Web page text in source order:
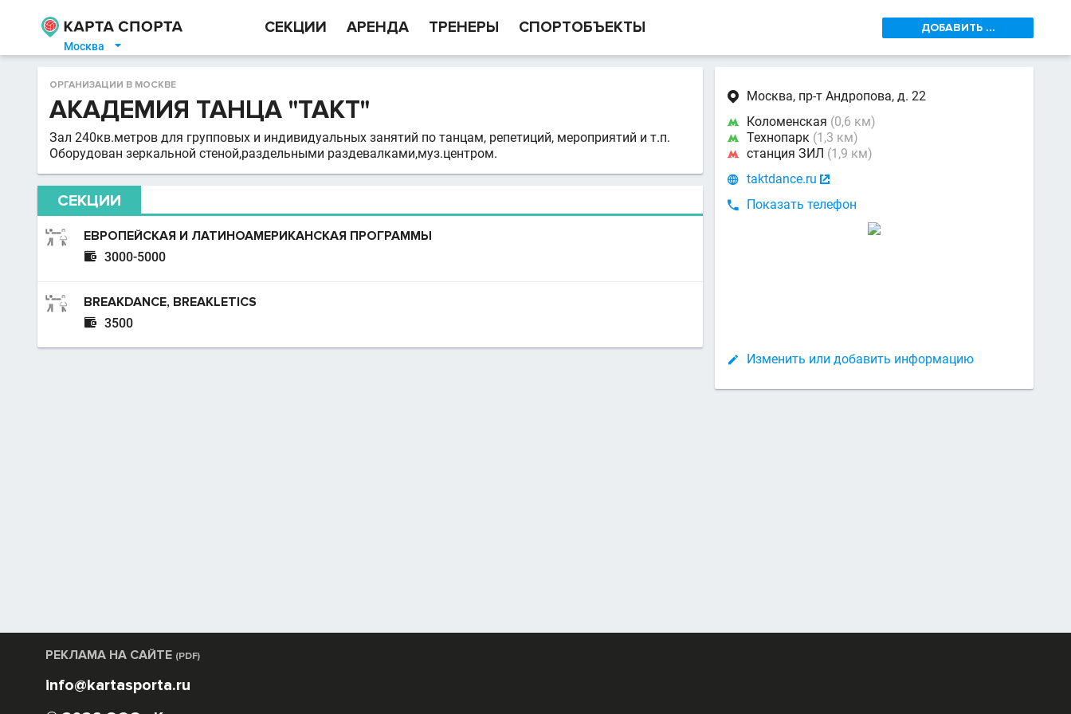
Москва 
СЕКЦИИ АРЕНДА ТРЕНЕРЫ СПОРТОБЪЕКТЫ ДОБАВИТЬ ...
ОРГАНИЗАЦИИ В МОСКВЕ
АКАДЕМИЯ ТАНЦА "ТАКТ"
Зал 240кв.метров для групповых и индивидуальных занятий по танцам, репетиций, мероприятий и т.п.
Оборудован зеркальной стеной,раздельными раздевалками,муз.центром.
СЕКЦИИ
ЕВРОПЕЙСКАЯ И ЛАТИНОАМЕРИКАНСКАЯ ПРОГРАММЫ
 3000-5000
BREAKDANCE, BREAKLETICS
 3500
 Москва, пр-т Андропова, д. 22
 Коломенская (0,6 км)
 Технопарк (1,3 км)
 станция ЗИЛ (1,9 км)
 taktdance.ru 

Показать телефон
 Изменить или добавить информацию
РЕКЛАМА НА САЙТЕ (PDF)
info@kartasporta.ru